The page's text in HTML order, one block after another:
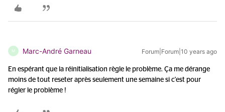
M Marc-André Garneau Forum|Forum|10 years ago
En espérant que la réinitialisation règle le problème. Ça me dérange
moins de tout reseter après seulement une semaine si c'est pour
régler le problème !